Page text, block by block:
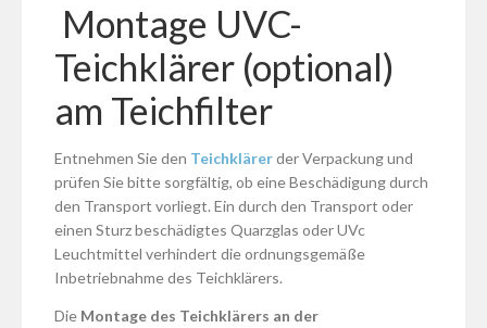
Montage UVC-
Teichklärer (optional)
am Teichfilter
Entnehmen Sie den Teichklärerder Verpackung und
prüfen Sie bitte sorgfältig, ob eine Beschädigung durch
den Transport vorliegt. Ein durch den Transport oder
einen Sturz beschädigtes Quarzglas oder UVc
Leuchtmittel verhindert die ordnungsgemäße
Inbetriebnahme des Teichklärers.
Die Montage des Teichklärers an der